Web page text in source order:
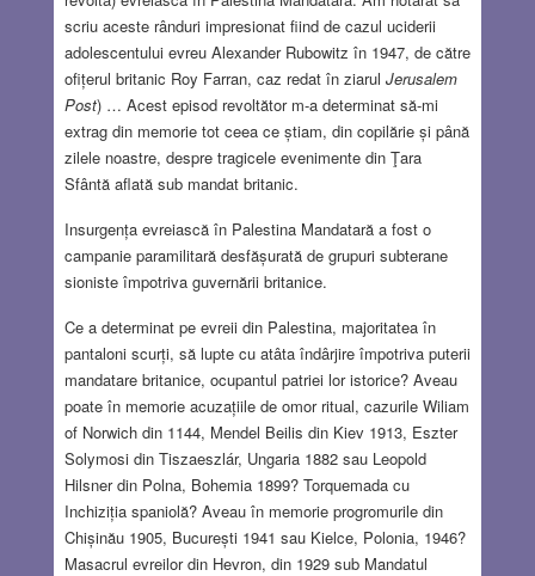
scriu aceste rânduri impresionat fiind de cazul uciderii
adolescentului evreu Alexander Rubowitz în 1947, de către
ofițerul britanic Roy Farran, caz redat în ziarul Jerusalem
Post) … Acest episod revoltător m-a determinat să-mi
extrag din memorie tot ceea ce știam, din copilărie și până
zilele noastre, despre tragicele evenimente din Ţara
Sfântă aflată sub mandat britanic.
Insurgența evreiască în Palestina Mandatară a fost o
campanie paramilitară desfășurată de grupuri subterane
sioniste împotriva guvernării britanice.
Ce a determinat pe evreii din Palestina, majoritatea în
pantaloni scurți, să lupte cu atâta îndârjire împotriva puterii
mandatare britanice, ocupantul patriei lor istorice? Aveau
poate în memorie acuzațiile de omor ritual, cazurile Wiliam
of Norwich din 1144, Mendel Beilis din Kiev 1913, Eszter
Solymosi din Tiszaeszlár, Ungaria 1882 sau Leopold
Hilsner din Polna, Bohemia 1899? Torquemada cu
Inchiziția spaniolă? Aveau în memorie progromurile din
Chișinău 1905, București 1941 sau Kielce, Polonia, 1946?
Masacrul evreilor din Hevron, din 1929 sub Mandatul